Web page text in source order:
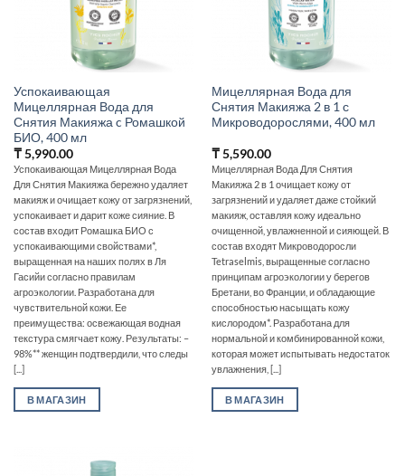
Успокаивающая
Мицеллярная Вода для
Снятия Макияжа c Ромашкой
БИО, 400 мл
₸5,990.00
Успокаивающая Мицеллярная Вода
Для Снятия Макияжа бережно удаляет
макияж и очищает кожу от загрязнений,
успокаивает и дарит коже сияние. В
состав входит Ромашка БИО с
успокаивающими свойствами*,
выращенная на наших полях в Ля
Гасийи согласно правилам
агроэкологии. Разработана для
чувствительной кожи. Ее
преимущества: освежающая водная
текстура смягчает кожу. Результаты: –
98%** женщин подтвердили, что следы
[...]
В МАГАЗИН
Мицеллярная Вода для
Снятия Макияжа 2 в 1 с
Микроводорослями, 400 мл
₸5,590.00
Мицеллярная Вода Для Снятия
Макияжа 2 в 1 очищает кожу от
загрязнений и удаляет даже стойкий
макияж, оставляя кожу идеально
очищенной, увлажненной и сияющей. В
состав входят Микроводоросли
Tetraselmis, выращенные согласно
принципам агроэкологии у берегов
Бретани, во Франции, и обладающие
способностью насыщать кожу
кислородом*. Разработана для
нормальной и комбинированной кожи,
которая может испытывать недостаток
увлажнения, [...]
В МАГАЗИН